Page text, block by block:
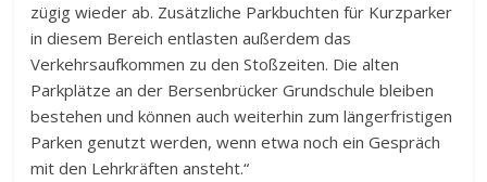
zügig wieder ab. Zusätzliche Parkbuchten für Kurzparker
in diesem Bereich entlasten außerdem das
Verkehrsaufkommen zu den Stoßzeiten. Die alten
Parkplätze an der Bersenbrücker Grundschule bleiben
bestehen und können auch weiterhin zum längerfristigen
Parken genutzt werden, wenn etwa noch ein Gespräch
mit den Lehrkräften ansteht.“